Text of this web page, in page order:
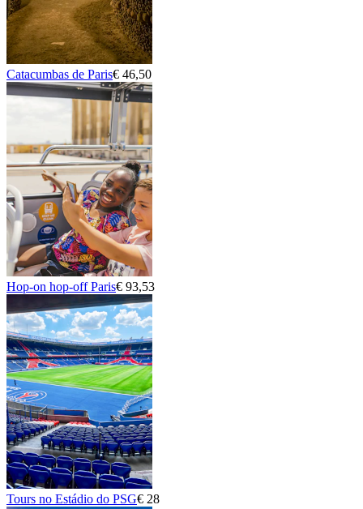
Catacumbas de Paris€ 46,50
Hop-on hop-off Paris€ 93,53
Tours no Estádio do PSG€ 28